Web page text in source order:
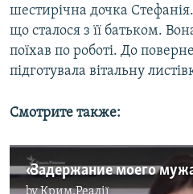
шестирічна дочка
що сталося з її батьком.
поїхав по роботі. До
підготувала вітальну
Смотрите также: